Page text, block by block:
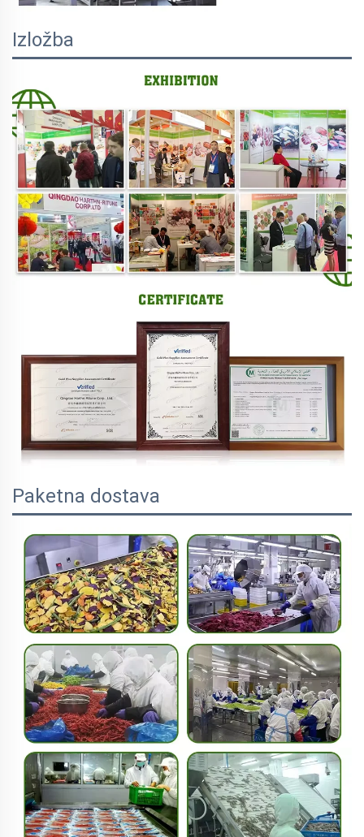
Izložba
Paketna dostava